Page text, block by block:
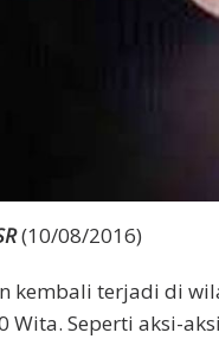
(10/08/2016)
kembali terjadi di
Wita. Seperti aksi-